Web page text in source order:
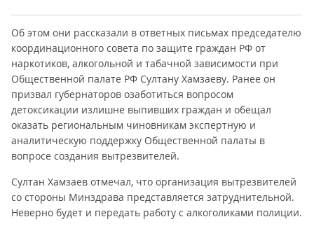
Об этом они рассказали в ответных письмах председателю
координационного совета по защите граждан РФ от
наркотиков, алкогольной и табачной зависимости при
Общественной палате РФ Султану Хамзаеву. Ранее он
призвал губернаторов озаботиться вопросом
детоксикации излишне выпивших граждан и обещал
оказать региональным чиновникам экспертную и
аналитическую поддержку Общественной палаты в
вопросе создания вытрезвителей.
Султан Хамзаев отмечал, что организация вытрезвителей
со стороны Минздрава представляется затруднительной.
Неверно будет и передать работу с алкоголиками полиции.